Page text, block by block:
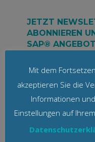
JETZT
ABONNIEREN
SAP®
Ja, ich möchte
regelmäßig
Angebot von
informiert
Meine E-Mail-
Mit dem
akzeptieren Sie die
Informationen
Einstellungen auf